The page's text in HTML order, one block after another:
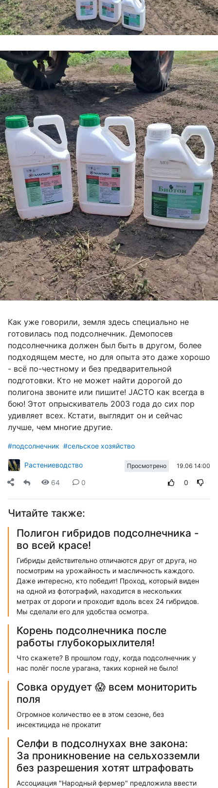
Как уже говорили, земля здесь специально не
готовилась под подсолнечник. Демопосев
подсолнечника должен был быть в другом, более
подходящем месте, но для опыта это даже хорошо
- всё по-честному и без предварительной
подготовки. Кто не может найти дорогой до
полигона звоните или пишите! JACTO как всегда в
бою! Этот опрыскиватель 2003 года до сих пор
удивляет всех. Кстати, выглядит он и сейчас
лучше, чем многие другие.
#подсолнечник #сельское хозяйство
Растениеводство Просмотрено 19.06 14:00
64 0 0
Читайте также:
Полигон гибридов подсолнечника -
во всей красе!
Гибриды действительно отличаются друг от друга, но
посмотрим на урожайность и масличность каждого.
Даже интересно, кто победит! Проход, который виден
на одной из фотографий, находится в нескольких
метрах от дороги и проходит вдоль всех 24 гибридов.
Мы сделали его для удобства осмотра.
Корень подсолнечника после
работы глубокорыхлителя!
Что скажете? В прошлом году, когда подсолнечник у
нас полёг после урагана, таких корней не было!
Совка орудует 😱 всем мониторить
поля
Огромное количество ее в этом сезоне, без
инсектицида не прокатит
Селфи в подсолнухах вне закона:
За проникновение на сельхозземли
без разрешения хотят штрафовать
Ассоциация "Народный фермер" предложила ввести